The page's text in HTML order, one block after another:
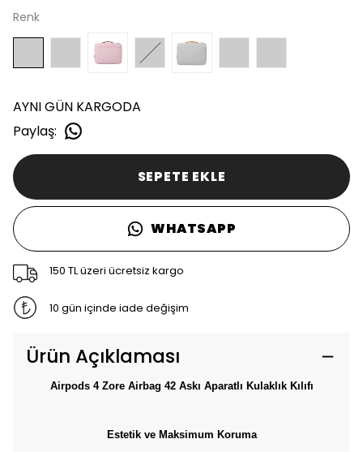
Renk
AYNI GÜN KARGODA
Paylaş:
SEPETE EKLE
WHATSAPP
150 TL üzeri ücretsiz kargo
10 gün içinde iade değişim
Ürün Açıklaması
Airpods 4 Zore Airbag 42 Askı Aparatlı Kulaklık Kılıfı
Estetik ve Maksimum Koruma